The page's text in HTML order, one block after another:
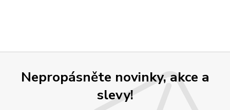
Nepropásněte novinky, akce a
slevy!